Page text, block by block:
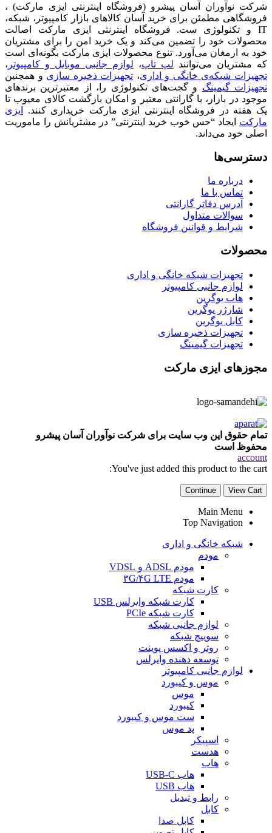
شرکت نوآوران آسان پیشرو (فروشگاه اینترنتی ایزی مارکت) ،
فروشگاهی مطمئن برای خرید آسان کالاهای بازار کامپیوتر، شبکه،
IT و تکنولوژی ست. فروشگاه اینترنتی ایزی مارکت اصالت
محصولات خود را تضمین می‌کند و یک خرید امن را برای مشتریان
خود به ارمغان می‌آورد. تنوع محصولات ایزی مارکت بگونه‌ای است
که مشتریان می‌توانند لپ تاپ، لوازم جانبی موبایل و کامپیوتر ،
تجهیزات شبکه‌ی خانگی و اداری، تجهیزات ذخیره سازی و همچنین
تجهیزات گیمینگ و گجت‌های تکنولوژی را، از معتبرترین برندهای
موجود در بازار، با گارانتی معتبر و امکان بازگشت کالای معیوب تا
یک هفته در فروشگاه اینترنتی ایزی مارکت خریداری کنند.
ایزی
مارکت ایجاد “حس خوب خرید اینترنتی” در مشتریانش را ماموریت
اصلی خود می‌داند.
دسترسی‌ها
درباره ما
تماس با ما
آدرس دفاتر گارانتی
سوالات متداول
شرایط و قوانین فروشگاه
محصولات
تجهیزات شبکه خانگی و اداری
لوازم جانبی کامپیوتر
هاب یوگرین
شارژر یوگرین
کابل یوگرین
تجهیزات ذخیره سازی
تجهیزات گیمینگ
مجوزهای ایزی مارکت
تمام حقوق این وب سایت برای شرکت نوآوران آسان پیشرو
محفوظ است
account
You've just added this product to the cart:
View Cart
Continue
Main Menu
Top Navigation
شبکه خانگی و اداری
مودم
مودم ADSL و VDSL
مودم ۳G/۴G LTE
کارت شبکه
کارت شبکه وایرلس USB
کارت شبکه PCIe
لوازم جانبی شبکه
سوییچ شبکه
روتر و اکسس پوینت
توسعه دهنده وایرلس
لوازم جانبی کامپیوتر
موس و کیبورد
موس
کیبورد
ست موس و کیبورد
پد موس
اسپیکر
هدست
هاب
هاب USB-C
هاب USB
رابط و تبدیل
کابل
کابل صدا